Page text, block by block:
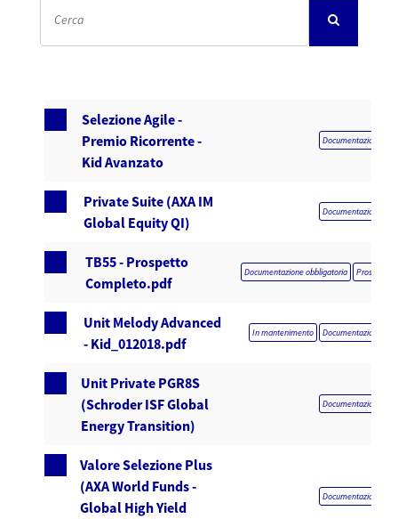
Selezione Agile -
Premio Ricorrente -
Kid Avanzato
Documentazione
Private Suite (AXA IM
Global Equity QI)
Documentazione
TB55 - Prospetto
Completo.pdf
Documentazione obbligatoria Prospetto
Unit Melody Advanced
- Kid_012018.pdf
In mantenimento Documentazione
Unit Private PGR8S
(Schroder ISF Global
Energy Transition)
Documentazione
Valore Selezione Plus
(AXA World Funds -
Global High Yield
Documentazione